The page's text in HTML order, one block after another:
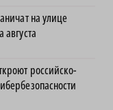
на улице
августа
российско-